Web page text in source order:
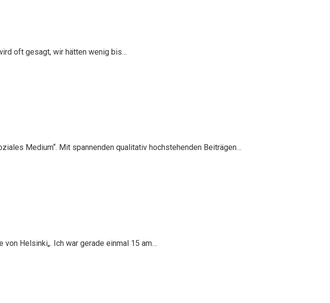
oft gesagt, wir hätten wenig bis…
Medium“. Mit spannenden qualitativ hochstehenden Beiträgen…
Helsinki„. Ich war gerade einmal 15 am…